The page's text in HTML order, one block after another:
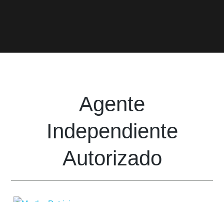
Agente
Independiente
Autorizado